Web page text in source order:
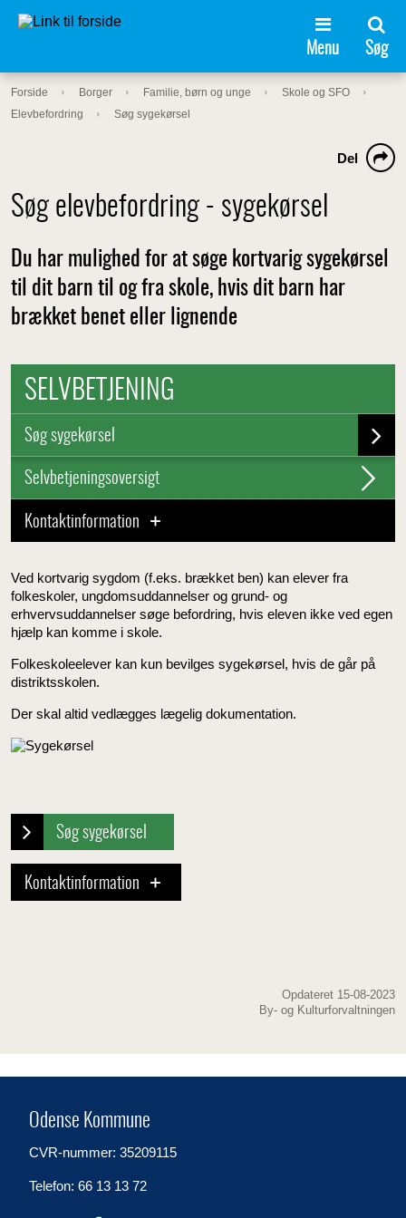
Menu Søg
Forside Borger Familie, børn og unge
Skole og SFO
Elevbefordring
Søg sygekørsel
Søg elevbefordring - sygekørsel
Del
Du har mulighed for at søge kortvarig sygekørsel
til dit barn til og fra skole, hvis dit barn har
brækket benet eller lignende
SELVBETJENING
Søg sygekørsel
Selvbetjeningsoversigt
Kontaktinformation
Ved kortvarig sygdom (f.eks. brækket ben) kan elever fra
folkeskoler, ungdomsuddannelser og grund- og
erhvervsuddannelser søge befordring, hvis eleven ikke ved egen
hjælp kan komme i skole.
Folkeskoleelever kan kun bevilges sygekørsel, hvis de går på
distriktsskolen.
Der skal altid vedlægges lægelig dokumentation.
Søg sygekørsel
Kontaktinformation
Opdateret 15-08-2023
By- og Kulturforvaltningen
Odense Kommune
CVR-nummer: 35209115
Telefon: 66 13 13 72